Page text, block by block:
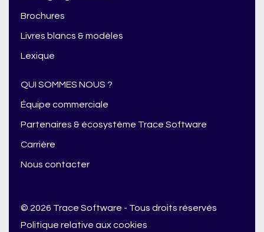
Brochures
Livres blancs & modèles
Lexique
QUI SOMMES NOUS ?
Équipe commerciale
Partenaires & écosystème Trace Software
Carrière
Nous contacter
© 2026 Trace Software - Tous droits réservés
Politique relative aux cookies